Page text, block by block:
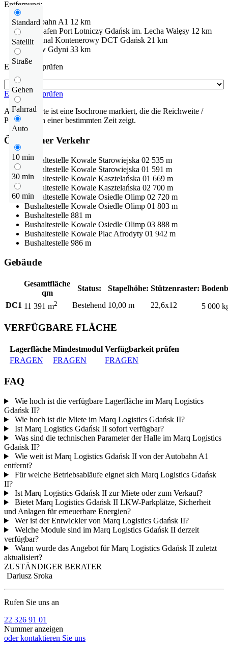
Standard
Satellit
Straße
Gehen
Fahrrad
Auto
10 min
30 min
60 min
Entfernung:
Autobahn A1 12 km
Flughafen Port Lotniczy Gdańsk im. Lecha Wałęsy 12 km
Terminal Kontenerowy DCT Gdańsk 21 km
Port w Gdyni 33 km
Entfernung prüfen
Entfernung prüfen
Auf der Karte ist eine Isochrone markiert, die die Reichweite /
Pendelzeit in einer bestimmten Zeit zeigt.
Öffentlicher Verkehr
Bushaltestelle Kowale Starowiejska 02 535 m
Bushaltestelle Kowale Starowiejska 01 591 m
Bushaltestelle Kowale Kasztelańska 01 669 m
Bushaltestelle Kowale Kasztelańska 02 700 m
Bushaltestelle Kowale Osiedle Olimp 02 720 m
Bushaltestelle Kowale Osiedle Olimp 01 803 m
Bushaltestelle 881 m
Bushaltestelle Kowale Osiedle Olimp 03 888 m
Bushaltestelle Kowale Plac Afrodyty 01 942 m
Bushaltestelle 986 m
Gebäude
Gesamtfläche
qm
Status: Stapelhöhe: Stützenraster:
DC1 11 391 m2 Bestehend 10,00 m 22,6x12 5 000
VERFÜGBARE FLÄCHE
Lagerfläche Mindestmodul Verfügbarkeit prüfen
FRAGEN
FRAGEN FRAGEN
FAQ
Wie hoch ist die verfügbare Lagerfläche im Marq Logistics
Gdańsk II?
Wie hoch ist die Miete im Marq Logistics Gdańsk II?
Ist Marq Logistics Gdańsk II sofort verfügbar?
Was sind die technischen Parameter der Halle im Marq Logistics
Gdańsk II?
Wie weit ist Marq Logistics Gdańsk II von der Autobahn A1
entfernt?
Für welche Betriebsabläufe eignet sich Marq Logistics Gdańsk
II?
Ist Marq Logistics Gdańsk II zur Miete oder zum Verkauf?
Bietet Marq Logistics Gdańsk II LKW-Parkplätze, Sicherheit
und Anlagen für erneuerbare Energien?
Wer ist der Entwickler von Marq Logistics Gdańsk II?
Welche Module sind im Marq Logistics Gdańsk II derzeit
verfügbar?
Wann wurde das Angebot für Marq Logistics Gdańsk II zuletzt
aktualisiert?
ZUSTÄNDIGER BERATER
Dariusz Sroka
Rufen Sie uns an
22 326 91 01
Nummer anzeigen
oder kontaktieren Sie uns